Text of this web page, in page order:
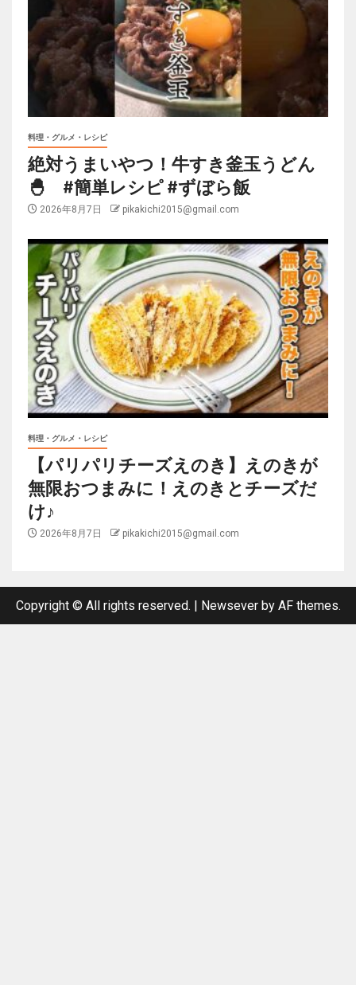
料理・グルメ・レシピ
絶対うまいやつ！牛すき釜玉うどん
🐣 #簡単レシピ #ずぼら飯
2026年8月7日 pikakichi2015@gmail.com
料理・グルメ・レシピ
【パリパリチーズえのき】えのきが
無限おつまみに！えのきとチーズだ
け♪
2026年8月7日 pikakichi2015@gmail.com
Copyright © All rights reserved. | Newseverby AF themes.